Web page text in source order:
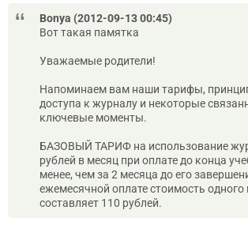
Bonya (2012-09-13 00:45)
Вот такая памятка
Уважаемые родители!
Напоминаем вам наши тарифы,
доступа к журналу и некоторые
ключевые моменты.
БАЗОВЫЙ ТАРИФ на использование
рублей в месяц при оплате до конца
менее, чем за 2 месяца до его
ежемесячной оплате стоимость одного
составляет 110 рублей.